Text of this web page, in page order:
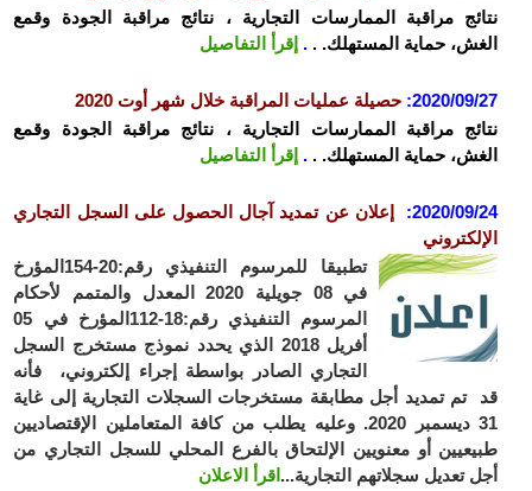
مراقبة الممارسات التجارية ، نتائج مراقبة الجودة وقمع
حماية المستهلك. ..إقرأ التفاصيل
2020/
:حصيلة عمليات المراقبة خلال شهر أوت 2020
مراقبة الممارسات التجارية ، نتائج مراقبة الجودة وقمع
حماية المستهلك. ..إقرأ التفاصيل
2020/
:
إعلان عن تمديد آجال الحصول على السجل التجاري
تطبيقا للمرسوم التنفيذي رقم:20-154المؤرخ
في 08 جويلية 2020 المعدل والمتمم لأحكام
المرسوم التنفيذي رقم:18-112المؤرخ في 05
أفريل 2018 الذي يحدد نموذج مستخرج السجل
التجاري الصادر بواسطة إجراء إلكتروني، فأنه
تم تمديد أجل مطابقة مستخرجات السجلات التجارية إلى غاية
31 ديسمبر 2020. وعليه يطلب من كافة المتعاملين الإقتصاديين
أو معنويين الإلتحاق بالفرع المحلي للسجل التجاري من
تعديل سجلاتهم التجارية...اقرأ الاعلان